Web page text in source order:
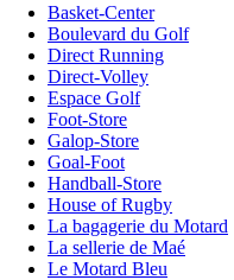
Basket-Center
Boulevard du Golf
Direct Running
Direct-Volley
Espace Golf
Foot-Store
Galop-Store
Goal-Foot
Handball-Store
House of Rugby
La bagagerie du Motard
La sellerie de Maé
Le Motard Bleu